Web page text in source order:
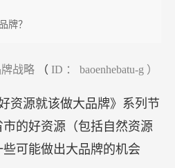
牌？
战略 （ ID ： baoenhebatu-g ）
资源就该做大品牌》系列节
的好资源（包括自然资源
可能做出大品牌的机会